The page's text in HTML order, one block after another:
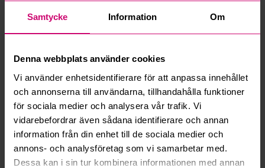
Samtycke Information Om
Denna webbplats använder cookies
Vi använder enhetsidentifierare för att anpassa innehållet
och annonserna till användarna, tillhandahålla funktioner
för sociala medier och analysera vår trafik. Vi
vidarebefordrar även sådana identifierare och annan
information från din enhet till de sociala medier och
annons- och analysföretag som vi samarbetar med.
Dessa kan i sin tur kombinera informationen med annan
Hur fungerar budmotorn?
Kan jag ångra ett bud?
Kan ni frakta mina vunna objekt?
Läs fler frågor och svar
Mer från samma kategori